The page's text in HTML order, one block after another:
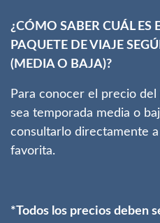
¿CÓMO SABER CUÁL ES
PAQUETE DE VIAJE
(MEDIA O BAJA)?
Para conocer el precio
sea temporada media o
consultarlo directamente
favorita.
*Todos los precios deben